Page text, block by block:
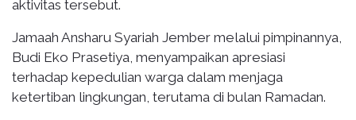
aktivitas tersebut.
Jamaah Ansharu Syariah Jember melalui pimpinannya,
Budi Eko Prasetiya, menyampaikan apresiasi
terhadap kepedulian warga dalam menjaga
ketertiban lingkungan, terutama di bulan Ramadan.